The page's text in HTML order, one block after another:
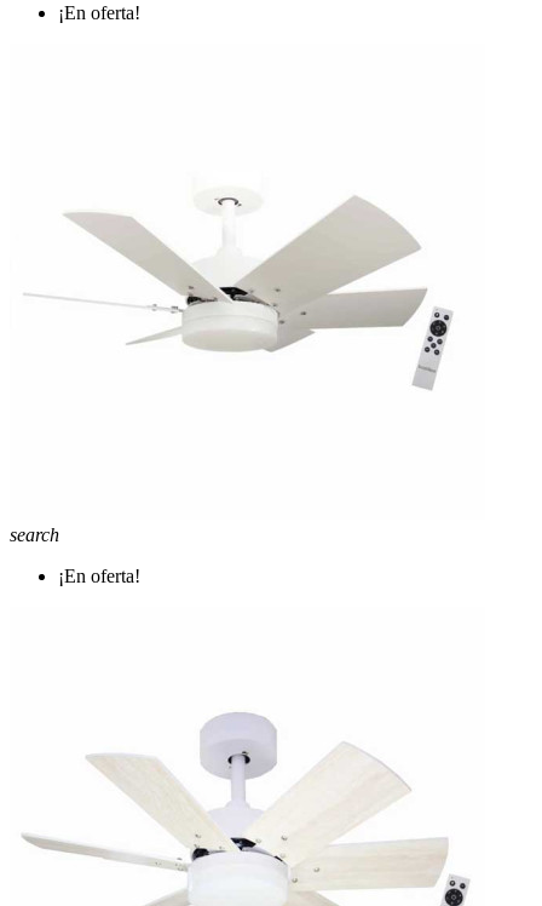
¡En oferta!
search
¡En oferta!